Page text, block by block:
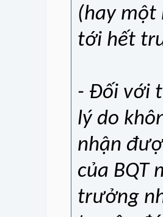
(hay một
tới hết
- Đối với
lý do
nhận
của BQT
trưởng